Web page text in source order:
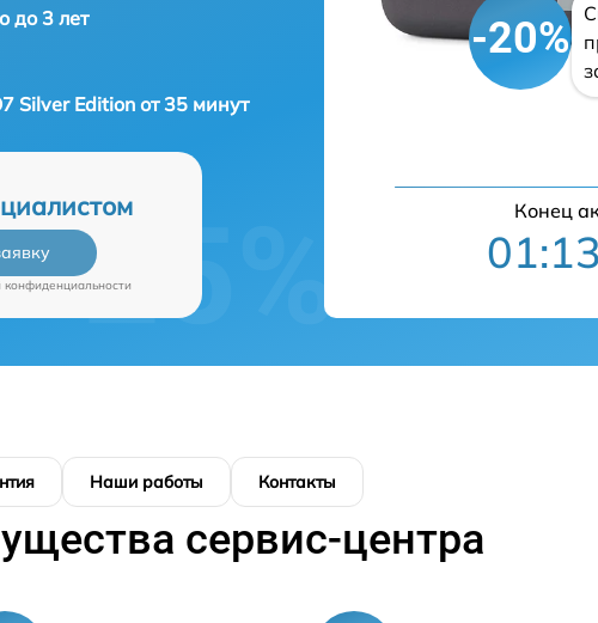
до 3 лет
Silver Edition от 35 минут
конфиденциальности
-20%
Конец
Наши работы Контакты
сервис-центра